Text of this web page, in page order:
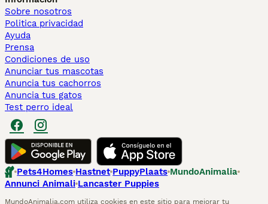
Sobre nosotros
Politica privacidad
Ayuda
Prensa
Condiciones de uso
Anunciar tus mascotas
Anuncia tus cachorros
Anuncia tus gatos
Test perro ideal
Pets4Homes Hastnet PuppyPlaats MundoAnimalia
Annunci Animali Lancaster Puppies
MundoAnimalia.com utiliza cookies en este sitio para mejorar tu